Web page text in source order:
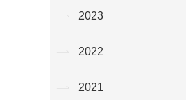
2023
2022
2021